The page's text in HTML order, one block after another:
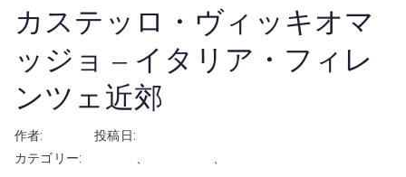
カステッロ・ヴィッキオマ
ッジョ – イタリア・フィレ
ンツェ近郊
作者: rhayashi投稿日:
カテゴリー:
、 、